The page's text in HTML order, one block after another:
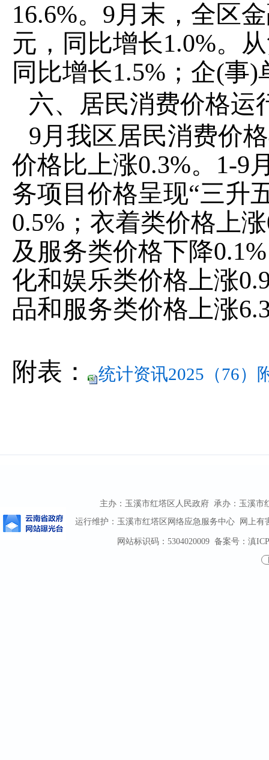
16.6%。 9月末，全区
元，同比增长1.0%。
同比增长1.5% ；企(事)
六、居民消费价格运
9月我区居民消费价
价格比 上涨0.3%。 1-9
务项目价格呈现“三升
0.5% ；衣着类价格上涨
及服务类价格下降0.1%
化和娱乐类价格上涨
品和服务类价格上涨
附表： 统计资讯2025（76）
主办：玉溪市红塔区人民政府 承办：玉溪市
运行维护：玉溪市红塔区网络应急服务中心 网上有
网站标识码：5304020009备案号：滇